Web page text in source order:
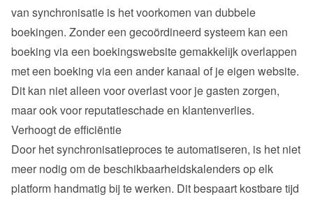
van synchronisatie is het voorkomen van dubbele
boekingen. Zonder een gecoördineerd systeem kan een
boeking via een boekingswebsite gemakkelijk overlappen
met een boeking via een ander kanaal of je eigen website.
Dit kan niet alleen voor overlast voor je gasten zorgen,
maar ook voor reputatieschade en klantenverlies.
Verhoogt de efficiëntie
Door het synchronisatieproces te automatiseren, is het niet
meer nodig om de beschikbaarheidskalenders op elk
platform handmatig bij te werken. Dit bespaart kostbare tijd